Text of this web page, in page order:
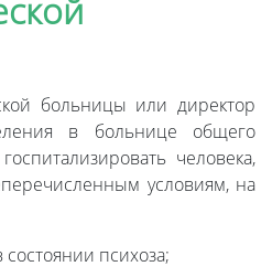
больницы или директор
в больнице общего
человека,
условиям, на
психоза;